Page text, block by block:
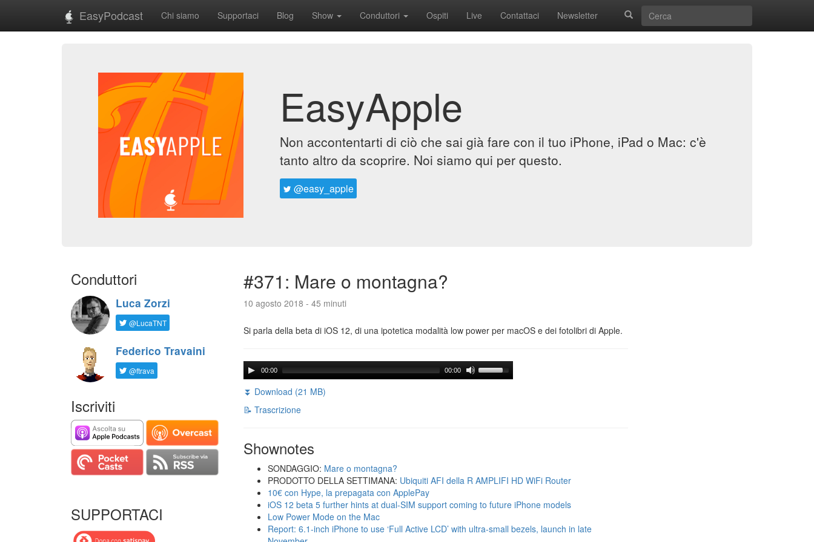
EasyPodcast Chi siamo Supportaci Blog Show Conduttori Ospiti Live Contattaci Newsletter
EasyApple
Non accontentarti di ciò che sai già fare con il tuo iPhone, iPad o Mac: c'è
tanto altro da scoprire. Noi siamo qui per questo.
@easy_apple
Conduttori
Luca Zorzi
@LucaTNT
Federico Travaini
@ftrava
Iscriviti
SUPPORTACI
#371: Mare o montagna?
10 agosto 2018 - 45 minuti
Si parla della beta di iOS 12, di una ipotetica modalità low power per macOS e dei fotolibri di Apple.
00:00 00:00
⏬ Download (21 MB)
📝 Trascrizione
Shownotes
SONDAGGIO: Mare o montagna?
PRODOTTO DELLA SETTIMANA: Ubiquiti AFI della R AMPLIFI HD WiFi Router
10€ con Hype, la prepagata con ApplePay
iOS 12 beta 5 further hints at dual-SIM support coming to future iPhone models
Low Power Mode on the Mac
Report: 6.1-inch iPhone to use ‘Full Active LCD’ with ultra-small bezels, launch in late